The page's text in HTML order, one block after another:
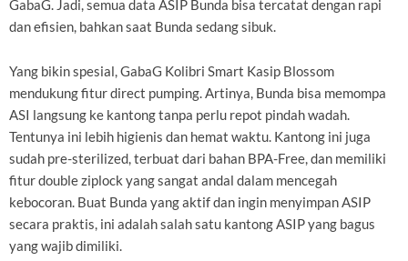
GabaG. Jadi, semua data ASIP Bunda bisa tercatat dengan rapi
dan efisien, bahkan saat Bunda sedang sibuk.
Yang bikin spesial, GabaG Kolibri Smart Kasip Blossom
mendukung fitur direct pumping. Artinya, Bunda bisa memompa
ASI langsung ke kantong tanpa perlu repot pindah wadah.
Tentunya ini lebih higienis dan hemat waktu. Kantong ini juga
sudah pre-sterilized, terbuat dari bahan BPA-Free, dan memiliki
fitur double ziplock yang sangat andal dalam mencegah
kebocoran. Buat Bunda yang aktif dan ingin menyimpan ASIP
secara praktis, ini adalah salah satu kantong ASIP yang bagus
yang wajib dimiliki.